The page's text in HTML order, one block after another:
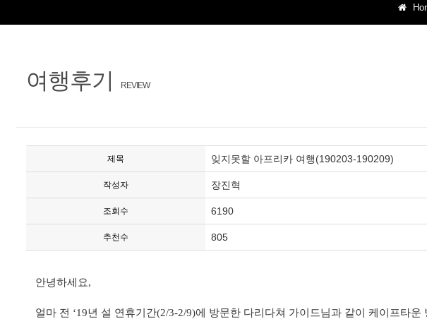
여행후기 REVIEW
제목 잊지못할 아프리카 여행(190203-190209)
작성자 장진혁
조회수 6190
추천수 805
안녕하세요,
얼마 전 ‘19년 설 연휴기간(2/3-2/9)에 방문한 다리다쳐 가이드님과 같이 케이프타